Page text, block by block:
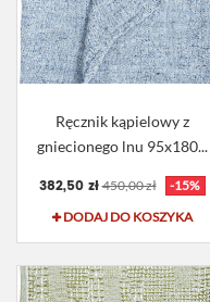
Ręcznik kąpielowy z
gniecionego lnu 95x180...
382,50 zł 450,00 zł
-15%
DODAJ DO KOSZYKA